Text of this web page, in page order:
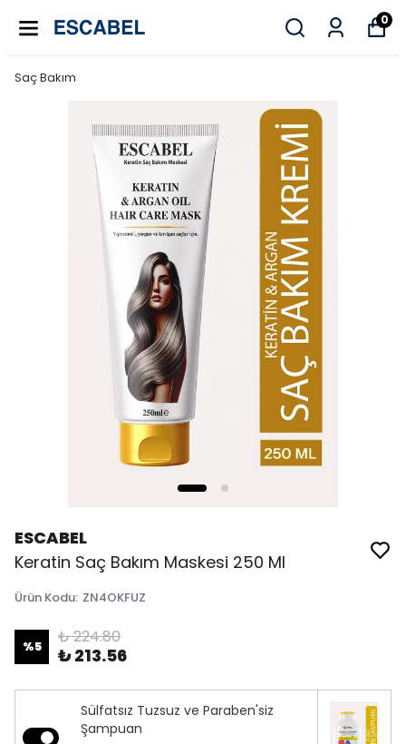
0
Saç Bakım
ESCABEL
Keratin Saç Bakım Maskesi 250 Ml
Ürün Kodu: ZN4OKFUZ
%5 ₺ 224.80
₺ 213.56
Sülfatsız Tuzsuz ve Paraben'siz
Şampuan